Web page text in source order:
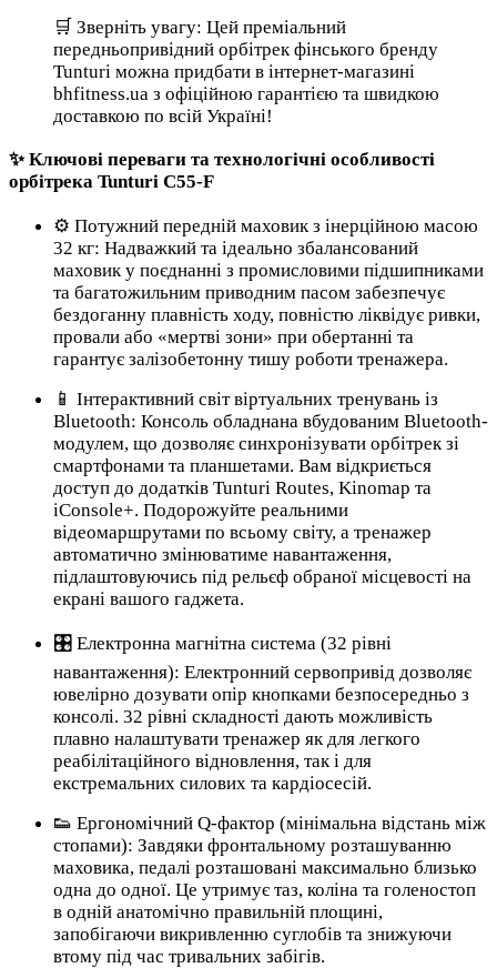
🛒 Зверніть увагу: Цей преміальний
передньопривідний орбітрек фінського бренду
Tunturi можна придбати в інтернет-магазині
bhfitness.ua з офіційною гарантією та швидкою
доставкою по всій Україні!
✨ Ключові переваги та технологічні особливості
орбітрека Tunturi C55-F
⚙️ Потужний передній маховик з інерційною масою
32 кг: Надважкий та ідеально збалансований
маховик у поєднанні з промисловими підшипниками
та багатожильним приводним пасом забезпечує
бездоганну плавність ходу, повністю ліквідує ривки,
провали або «мертві зони» при обертанні та
гарантує залізобетонну тишу роботи тренажера.
📱 Інтерактивний світ віртуальних тренувань із
Bluetooth: Консоль обладнана вбудованим Bluetooth-
модулем, що дозволяє синхронізувати орбітрек зі
смартфонами та планшетами. Вам відкриється
доступ до додатків Tunturi Routes, Kinomap та
iConsole+. Подорожуйте реальними
відеомаршрутами по всьому світу, а тренажер
автоматично змінюватиме навантаження,
підлаштовуючись під рельєф обраної місцевості на
екрані вашого гаджета.
🎛️ Електронна магнітна система (32 рівні
навантаження): Електронний сервопривід дозволяє
ювелірно дозувати опір кнопками безпосередньо з
консолі. 32 рівні складності дають можливість
плавно налаштувати тренажер як для легкого
реабілітаційного відновлення, так і для
екстремальних силових та кардіосесій.
👟 Ергономічний Q-фактор (мінімальна відстань між
стопами): Завдяки фронтальному розташуванню
маховика, педалі розташовані максимально близько
одна до одної. Це утримує таз, коліна та голеностоп
в одній анатомічно правильній площині,
запобігаючи викривленню суглобів та знижуючи
втому під час тривальних забігів.